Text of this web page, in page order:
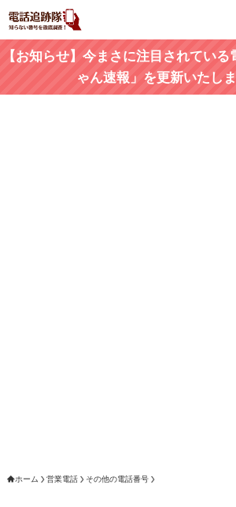
【お知らせ】今まさに注目されてい
ゃん速報」を更新いたしま
ホーム 営業電話 その他の電話番号